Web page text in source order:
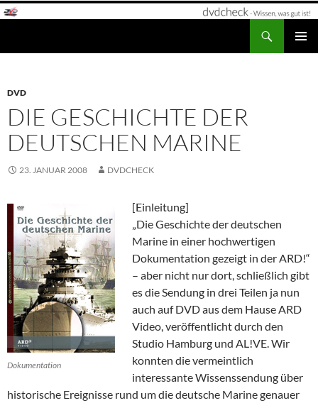
Zum
DVD
DIE GESCHICHTE DER
DEUTSCHEN MARINE
23. JANUAR 2008 DVDCHECK
Dokumentation
[Einleitung]
„Die Geschichte der deutschen
Marine in einer hochwertigen
Dokumentation gezeigt in der ARD!“
– aber nicht nur dort, schließlich gibt
es die Sendung in drei Teilen ja nun
auch auf DVD aus dem Hause ARD
Video, veröffentlicht durch den
Studio Hamburg und AL!VE. Wir
konnten die vermeintlich
interessante Wissenssendung über
historische Ereignisse rund um die deutsche Marine genauer